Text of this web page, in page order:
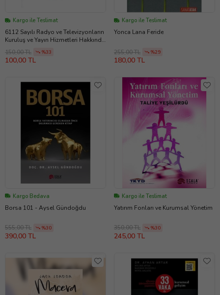
Kargo ile Teslimat
6112 Sayılı Radyo ve Televizyonların
Kuruluş ve Yayın Hizmetleri Hakkında
Kanun - Yusuf Gürsoy
150,00 TL %33
100,00 TL
Kargo ile Teslimat
Yonca Lana Feride
255,00 TL %29
180,00 TL
Kargo Bedava
Borsa 101 - Aysel Gündoğdu
555,00 TL %30
390,00 TL
Kargo ile Teslimat
Yatırım Fonları ve Kurumsal Yönetim
350,00 TL %30
245,00 TL